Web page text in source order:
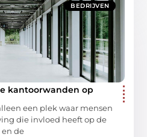
BEDRIJVEN
kantoorwanden op
een plek waar mensen
die invloed heeft op de
de